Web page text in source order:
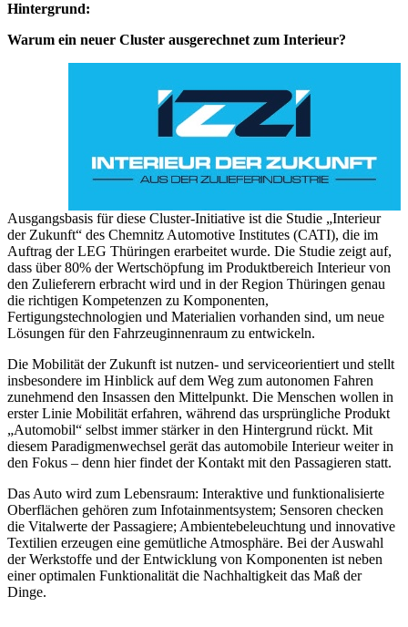
Hintergrund:
Warum ein neuer Cluster ausgerechnet zum Interieur?
Ausgangsbasis für diese Cluster-Initiative ist die Studie „Interieur
der Zukunft“ des Chemnitz Automotive Institutes (CATI), die im
Auftrag der LEG Thüringen erarbeitet wurde. Die Studie zeigt auf,
dass über 80% der Wertschöpfung im Produktbereich Interieur von
den Zulieferern erbracht wird und in der Region Thüringen genau
die richtigen Kompetenzen zu Komponenten,
Fertigungstechnologien und Materialien vorhanden sind, um neue
Lösungen für den Fahrzeuginnenraum zu entwickeln.
Die Mobilität der Zukunft ist nutzen- und serviceorientiert und stellt
insbesondere im Hinblick auf dem Weg zum autonomen Fahren
zunehmend den Insassen den Mittelpunkt. Die Menschen wollen in
erster Linie Mobilität erfahren, während das ursprüngliche Produkt
„Automobil“ selbst immer stärker in den Hintergrund rückt. Mit
diesem Paradigmenwechsel gerät das automobile Interieur weiter in
den Fokus – denn hier findet der Kontakt mit den Passagieren statt.
Das Auto wird zum Lebensraum: Interaktive und funktionalisierte
Oberflächen gehören zum Infotainmentsystem; Sensoren checken
die Vitalwerte der Passagiere; Ambientebeleuchtung und innovative
Textilien erzeugen eine gemütliche Atmosphäre. Bei der Auswahl
der Werkstoffe und der Entwicklung von Komponenten ist neben
einer optimalen Funktionalität die Nachhaltigkeit das Maß der
Dinge.